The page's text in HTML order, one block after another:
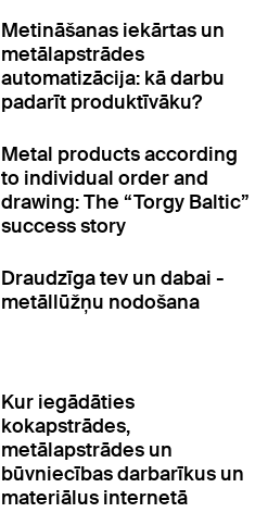
Metināšanas iekārtas un
metālapstrādes
automatizācija: kā darbu
padarīt produktīvāku?
Metal products according
to individual order and
drawing: The “Torgy Baltic”
success story
Draudzīga tev un dabai -
metāllūžņu nodošana
Kur iegādāties
kokapstrādes,
metālapstrādes un
būvniecības darbarīkus un
materiālus internetā